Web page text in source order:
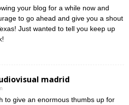
your blog for a while now and
to go ahead and give you a shout
Just wanted to tell you keep up
madrid
to give an enormous thumbs up for